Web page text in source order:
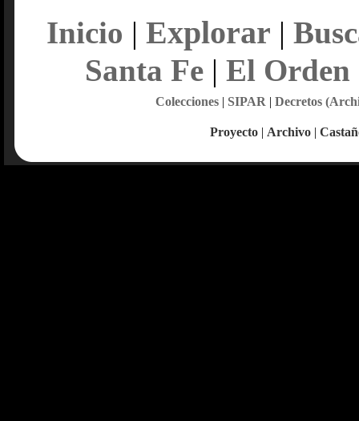
Inicio | Explorar |
Santa Fe| El Orden
Colecciones| SIPAR | Decretos
Proyecto | Archivo |